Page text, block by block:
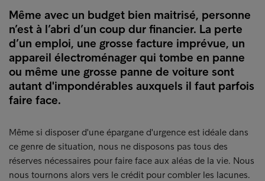
Même avec un budget bien maitrisé, personne
n’est à l’abri d’un coup dur financier. La perte
d’un emploi, une grosse facture imprévue, un
appareil électroménager qui tombe en panne
ou même une grosse panne de voiture sont
autant d'impondérables auxquels il faut parfois
faire face.
Même si disposer d'une épargane d'urgence est idéale dans
ce genre de situation, nous ne disposons pas tous des
réserves nécessaires pour faire face aux aléas de la vie. Nous
nous tournons alors vers le crédit pour combler les lacunes.